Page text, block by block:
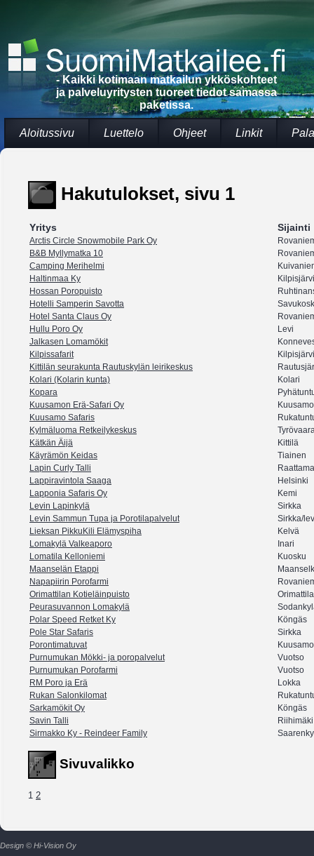
- Kaikki kotimaan matkailun ykköskohteet
ja palveluyritysten tuoreet tiedot samassa
paketissa.
Aloitussivu Luettelo Ohjeet Linkit
Hakutulokset, sivu 1
Yritys Sijainti
Arctis Circle Snowmobile Park Oy
B&B Myllymatka 10
Camping Merihelmi
Haltinmaa Ky
Kilpisjärvi
Hossan Poropuisto
Hotelli Samperin Savotta
Hotel Santa Claus Oy
Hullu Poro Oy
Levi
Jalkasen Lomamökit
Kilpissafarit
Kilpisjärvi
Kittilän seurakunta Rautuskylän leirikeskus
Kolari (Kolarin kunta)
Kolari
Kopara
Kuusamon Erä-Safari Oy
Kuusamo
Kuusamo Safaris
Kylmäluoma Retkeilykeskus
Kätkän Äijä
Kittilä
Käyrämön Keidas
Tiainen
Lapin Curly Talli
Raattama
Lappiravintola Saaga
Helsinki
Lapponia Safaris Oy
Kemi
Levin Lapinkylä
Sirkka
Levin Sammun Tupa ja Porotilapalvelut
Sirkka/
Lieksan PikkuKili Elämyspiha
Kelvä
Lomakylä Valkeaporo
Inari
Lomatila Kelloniemi
Kuosku
Maanselän Etappi
Napapiirin Porofarmi
Orimattilan Kotieläinpuisto
Orimattila
Peurasuvannon Lomakylä
Polar Speed Retket Ky
Köngäs
Pole Star Safaris
Sirkka
Porontimatuvat
Kuusamo
Purnumukan Mökki- ja poropalvelut
Vuotso
Purnumukan Porofarmi
Vuotso
RM Poro ja Erä
Lokka
Rukan Salonkilomat
Sarkamökit Oy
Köngäs
Savin Talli
Riihimäki
Sirmakko Ky - Reindeer Family
Sivuvalikko
1 2
Design © Hi-Vision Oy